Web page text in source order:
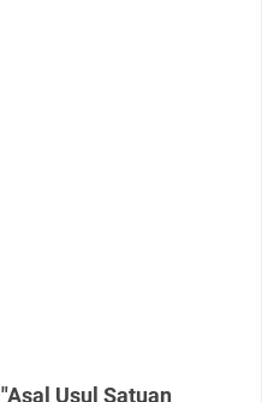
Usul Satuan